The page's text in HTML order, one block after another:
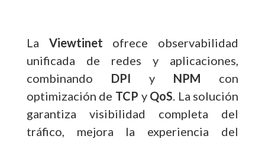
La Viewtinet ofrece observabilidad
unificada de redes y aplicaciones,
combinando DPI y NPM con
optimización de TCP y QoS . La solución
garantiza visibilidad completa del
tráfico, mejora la experiencia del